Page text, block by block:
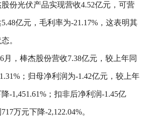
份光伏产品实现营收4.52亿元，可营
亿元，毛利率为-21.17%，这表明其
。
月，棒杰股份营收7.38亿元，较上年同
；归母净利润为-1.42亿元，较上年
-1,451.61%；扣非后净利润-1.45亿
万元下降-2,122.04%。